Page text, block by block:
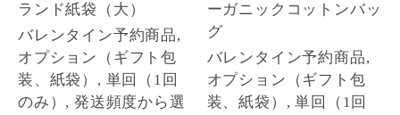
ランド紙袋（大）
バレンタイン予約商品,
オプション（ギフト包
装、紙袋）, 単回（1回
のみ）, 発送頻度から選
ーガニックコットンバッ
グ
バレンタイン予約商品,
オプション（ギフト包
装、紙袋）, 単回（1回